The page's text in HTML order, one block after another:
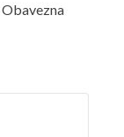
Obavezna